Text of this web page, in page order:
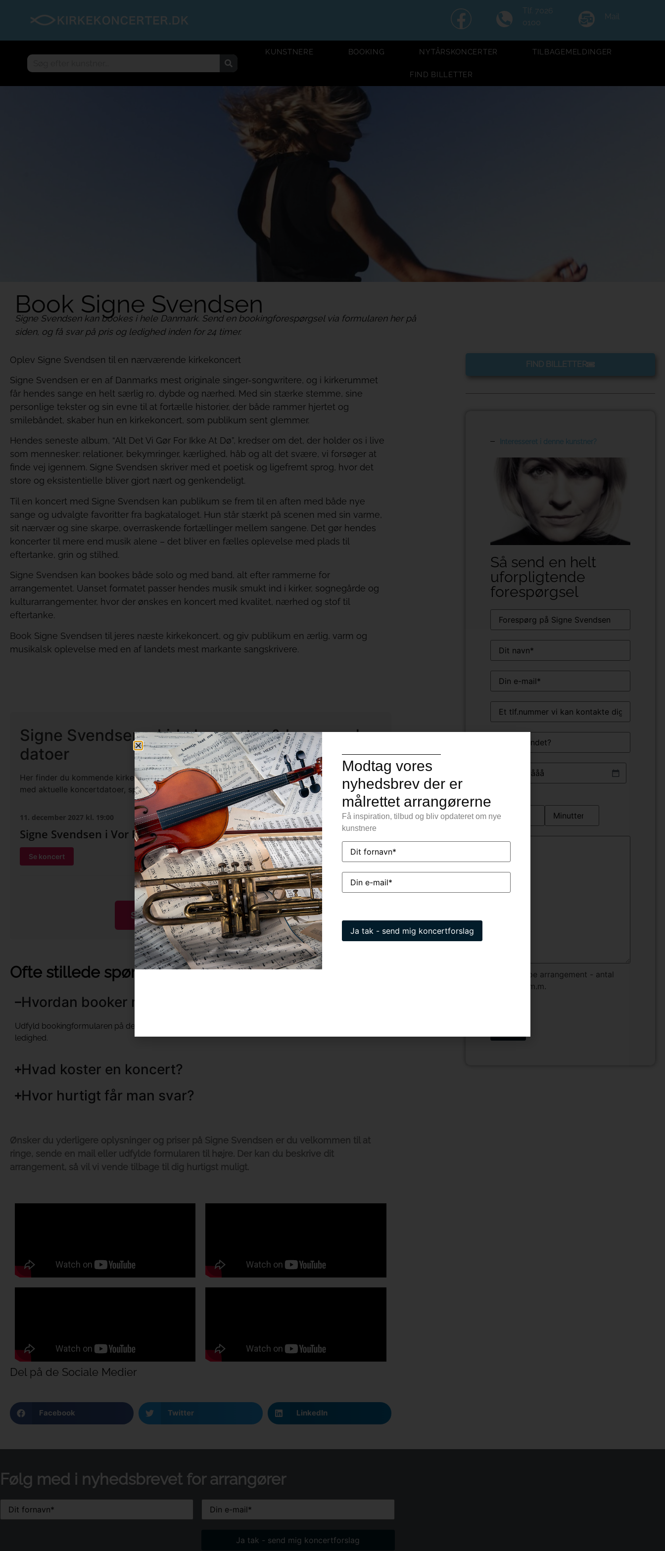
Tlf. 7026
0100
Mail
KUNSTNERE BOOKING NYTÅRSKONCERTER TILBAGEMELDINGER
FIND BILLETTER
Book Signe Svendsen
Signe Svendsen kan bookes i hele Danmark. Send en bookingforespørgsel via formularen her på
siden, og få svar på pris og ledighed inden for 24 timer.
Oplev Signe Svendsen til en nærværende kirkekoncert
Signe Svendsen er en af Danmarks mest originale singer-songwritere, og i kirkerummet
får hendes sange en helt særlig ro, dybde og nærhed. Med sin stærke stemme, sine
personlige tekster og sin evne til at fortælle historier, der både rammer hjertet og
smilebåndet, skaber hun en kirkekoncert, som publikum sent glemmer.
Hendes seneste album, “Alt Det Vi Gør For Ikke At Dø”, kredser om det, der holder os i live
som mennesker: relationer, bekymringer, kærlighed, håb og alt det svære, vi forsøger at
finde vej igennem. Signe Svendsen skriver med et poetisk og ligefremt sprog, hvor det
store og eksistentielle bliver gjort nært og genkendeligt.
Til en koncert med Signe Svendsen kan publikum se frem til en aften med både nye
sange og udvalgte favoritter fra bagkataloget. Hun står stærkt på scenen med sin varme,
sit nærvær og sine skarpe, overraskende fortællinger mellem sangene. Det gør hendes
koncerter til mere end musik alene – det bliver en fælles oplevelse med plads til
eftertanke, grin og stilhed.
Signe Svendsen kan bookes både solo og med band, alt efter rammerne for
arrangementet. Uanset formatet passer hendes musik smukt ind i kirker, sognegårde og
kulturarrangementer, hvor der ønskes en koncert med kvalitet, nærhed og stof til
eftertanke.
Book Signe Svendsen til jeres næste kirkekoncert, og giv publikum en ærlig, varm og
musikalsk oplevelse med en af landets mest markante sangskrivere.
Signe Svendsen – kirkekoncerter & kommende
datoer
Her finder du kommende kirkekoncerter med Signe Svendsen. Oversigten opdateres løbende
med aktuelle koncertdatoer, spillesteder og billetinformation.
11. december 2027 kl. 19:00
Signe Svendsen i Vor Frue Kirke – Nyborg
Se koncert
Se alle koncerter og køb billetter
Ofte stillede spørgsmål om booking
Hvordan booker man Signe Svendsen?
Udfyld bookingformularen på denne side med dato og kirkens navn. Vi vender tilbage med pris og
ledighed.
Hvad koster en koncert?
Hvor hurtigt får man svar?
Ønsker du yderligere oplysninger og priser på Signe Svendsen er du velkommen til at
ringe, sende en mail eller udfylde formularen til højre. Der kan du beskrive dit
arrangement, så vil vi vende tilbage til dig hurtigst muligt.
Del på de Sociale Medier
Facebook Twitter LinkedIn
FIND BILLETTER
Interesseret i denne kunstner?
Så send en helt
uforpligtende
forespørgsel
Kunstner
Navn
E-
mail(Påkrævet)
Telefon(Påkrævet)
Hvor
(Påkrævet)
Klokkeslet
Info
Hvilken type arrangement - antal
deltagere m.m.
Følg med i nyhedsbrevet for arrangører
Name (Påkrævet) Email(Påkrævet)
Modtag vores
nyhedsbrev der er
målrettet arrangørerne
Få inspiration, tilbud og bliv opdateret om nye
kunstnere
Name (Påkrævet)
Email(Påkrævet)